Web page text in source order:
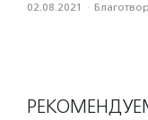
02.08.2021 ·